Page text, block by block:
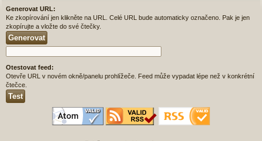
Generovat URL:
Ke zkopírování jen klikněte na URL. Celé URL bude automaticky označeno. Pak je jen
zkopírujte a vložte do své čtečky.
Otestovat feed:
Otevře URL v novém okně/panelu prohlížeče. Feed může vypadat lépe než v konkrétní
čtečce.